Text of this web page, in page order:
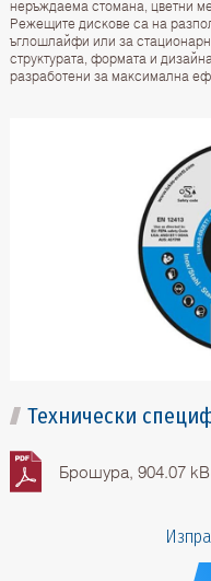
неръждаема стомана, цветни
Режещите дискове са на
ъглошлайфи или за
структурата, формата и
разработени за максимална
Технически
Брошура, 904.07 kB